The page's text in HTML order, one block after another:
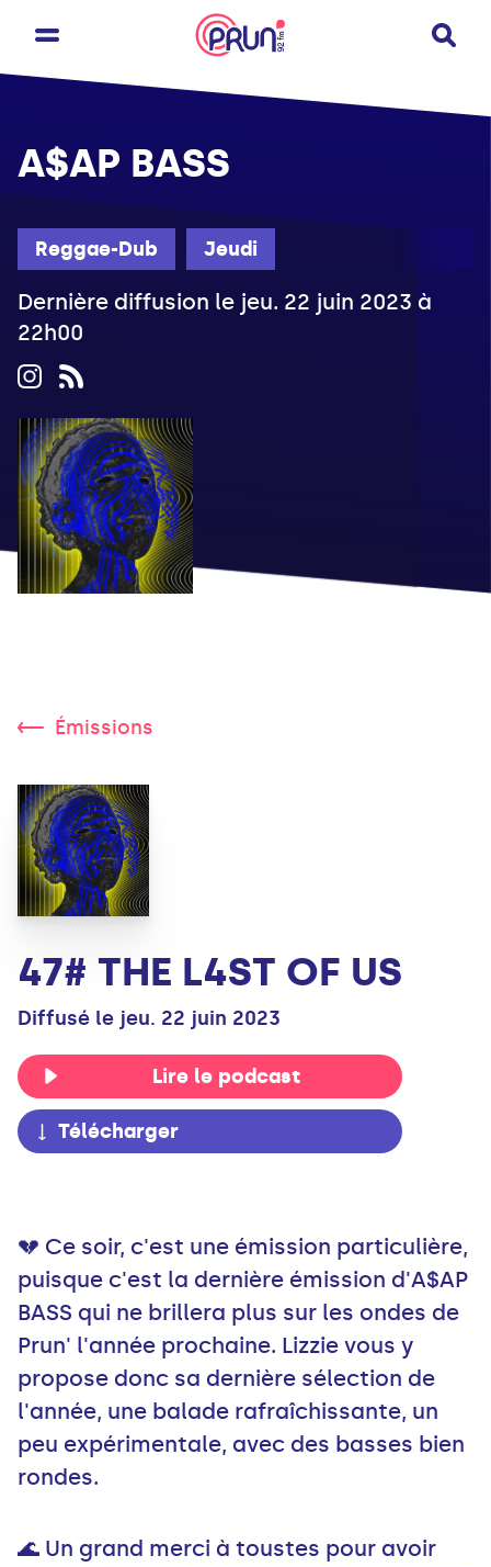
Reggae-Dub Jeudi
A$AP BASS
Dernière diffusion le jeu. 22 juin 2023 à
22h00
Émissions
47# THE L4ST OF US
Diffusé le jeu. 22 juin 2023
Lire le podcast
Télécharger
💔 Ce soir, c'est une émission particulière,
puisque c'est la dernière émission d'A$AP
BASS qui ne brillera plus sur les ondes de
Prun' l'année prochaine. Lizzie vous y
propose donc sa dernière sélection de
l'année, une balade rafraîchissante, un
peu expérimentale, avec des basses bien
rondes.
🌊 Un grand merci à toustes pour avoir